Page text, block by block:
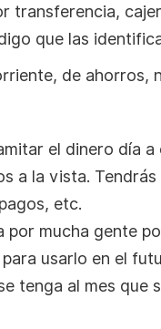
transferencia,
que las
de ahorros,
el dinero día a
a la vista.
etc.
por mucha gente
usarlo en el
tenga al mes que